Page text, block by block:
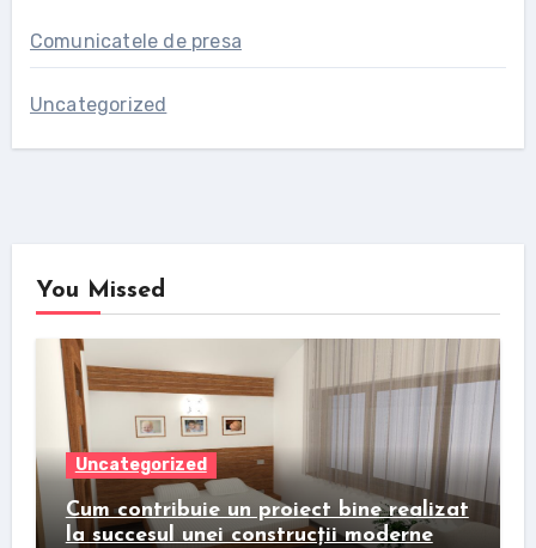
Comunicatele de presa
Uncategorized
You Missed
Uncategorized
Cum contribuie un proiect bine realizat
la succesul unei construcții moderne